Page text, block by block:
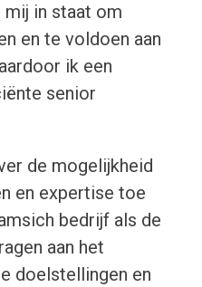
mij in staat om
en te voldoen aan
ik een
senior
de mogelijkheid
en expertise toe
bedrijf als de
aan het
doelstellingen en